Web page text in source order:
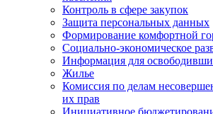
Контроль в сфере закупок
Защита персональных данных
Формирование комфортной
Социально-экономическое
Информация для
Жилье
Комиссия по делам
их прав
Инициативное